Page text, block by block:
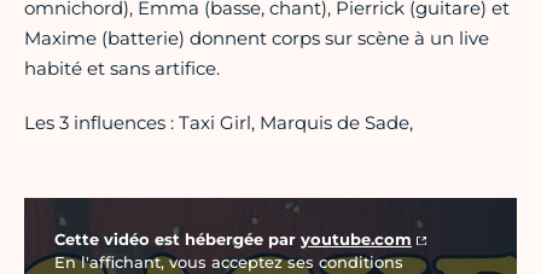
omnichord), Emma (basse, chant), Pierrick (guitare) et
Maxime (batterie) donnent corps sur scène à un live
habité et sans artifice.
Les 3 influences : Taxi Girl, Marquis de Sade,
Cette vidéo est hébergée par youtube.com
En l'affichant, vous acceptez ses conditions